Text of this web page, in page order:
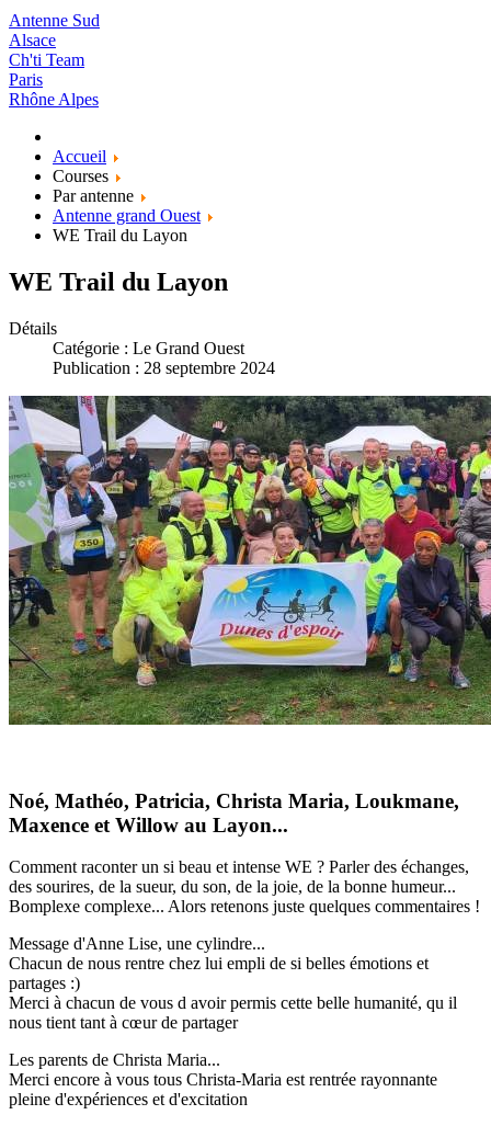
Antenne Sud
Alsace
Ch'ti Team
Paris
Rhône Alpes
Accueil
Courses
Par antenne
Antenne grand Ouest
WE Trail du Layon
WE Trail du Layon
Détails
Catégorie : Le Grand Ouest
Publication : 28 septembre 2024
Noé, Mathéo, Patricia, Christa Maria, Loukmane,
Maxence et Willow au Layon...
Comment raconter un si beau et intense WE ? Parler des échanges,
des sourires, de la sueur, du son, de la joie, de la bonne humeur...
Bomplexe complexe... Alors retenons juste quelques commentaires !
Message d'Anne Lise, une cylindre...
Chacun de nous rentre chez lui empli de si belles émotions et
partages :)
Merci à chacun de vous d avoir permis cette belle humanité, qu il
nous tient tant à cœur de partager
Les parents de Christa Maria...
Merci encore à vous tous Christa-Maria est rentrée rayonnante
pleine d'expériences et d'excitation